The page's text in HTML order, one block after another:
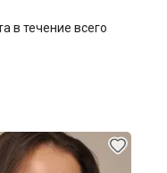
в течение всего
как полиамид с
. Глубокие U-